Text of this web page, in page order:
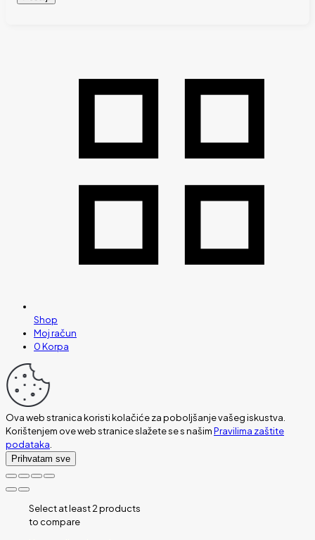
Shop
Moj račun
0Korpa
Ova web stranica koristi kolačiće za poboljšanje vašeg iskustva.
Korištenjem ove web stranice slažete se s našimPravilima zaštite
podataka.
Prihvatam sve
Select at least 2 products
to compare